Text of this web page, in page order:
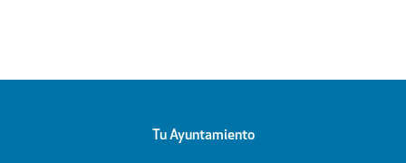
Tu Ayuntamiento